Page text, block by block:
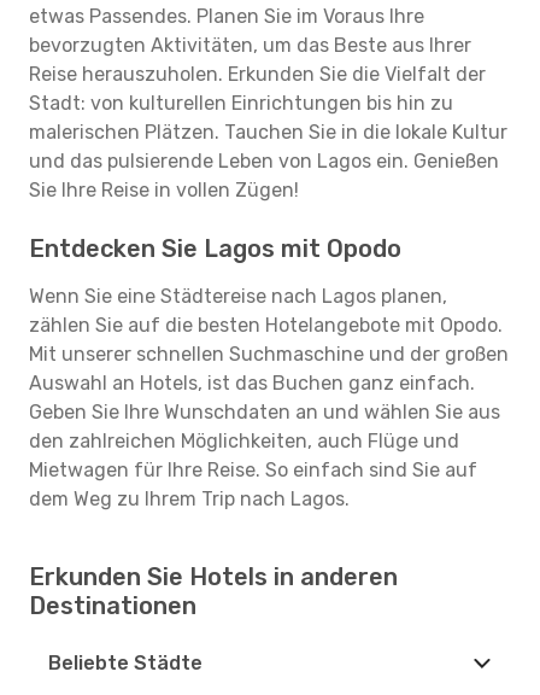
etwas Passendes. Planen Sie im Voraus Ihre
bevorzugten Aktivitäten, um das Beste aus Ihrer
Reise herauszuholen. Erkunden Sie die Vielfalt der
Stadt: von kulturellen Einrichtungen bis hin zu
malerischen Plätzen. Tauchen Sie in die lokale Kultur
und das pulsierende Leben von Lagos ein. Genießen
Sie Ihre Reise in vollen Zügen!
Entdecken Sie Lagos mit Opodo
Wenn Sie eine Städtereise nach Lagos planen,
zählen Sie auf die besten Hotelangebote mit Opodo.
Mit unserer schnellen Suchmaschine und der großen
Auswahl an Hotels, ist das Buchen ganz einfach.
Geben Sie Ihre Wunschdaten an und wählen Sie aus
den zahlreichen Möglichkeiten, auch Flüge und
Mietwagen für Ihre Reise. So einfach sind Sie auf
dem Weg zu Ihrem Trip nach Lagos.
Erkunden Sie Hotels in anderen
Destinationen
Beliebte Städte